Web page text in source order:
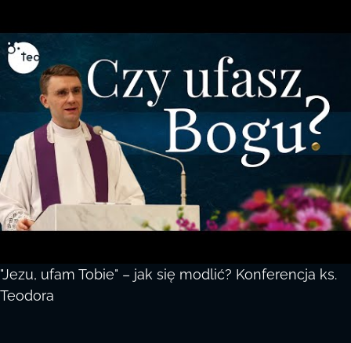
"Jezu, ufam Tobie" – jak się modlić? Konferencja ks.
Teodora